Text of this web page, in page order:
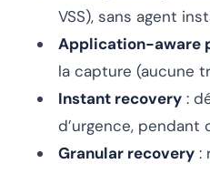
VSS), sans agent
Application-aware
la capture (aucune
Instant recovery:
d’urgence,
Granular recovery: